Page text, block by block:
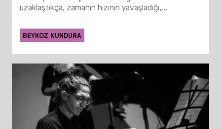
uzaklaştıkça, zamanın hızının yavaşladığı,...
BEYKOZ KUNDURA